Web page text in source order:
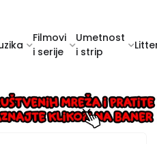
Filmovi
i serije
Umetnost
i strip